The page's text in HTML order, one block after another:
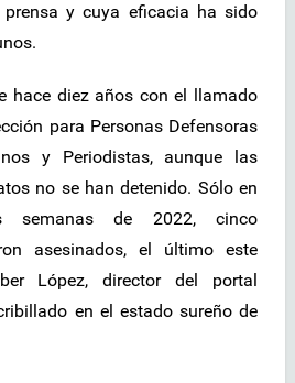
y cuya eficacia ha sido
hace diez años con el llamado
para Personas Defensoras
y Periodistas, aunque las
no se han detenido. Sólo en
semanas de 2022, cinco
asesinados, el último este
López, director del portal
en el estado sureño de